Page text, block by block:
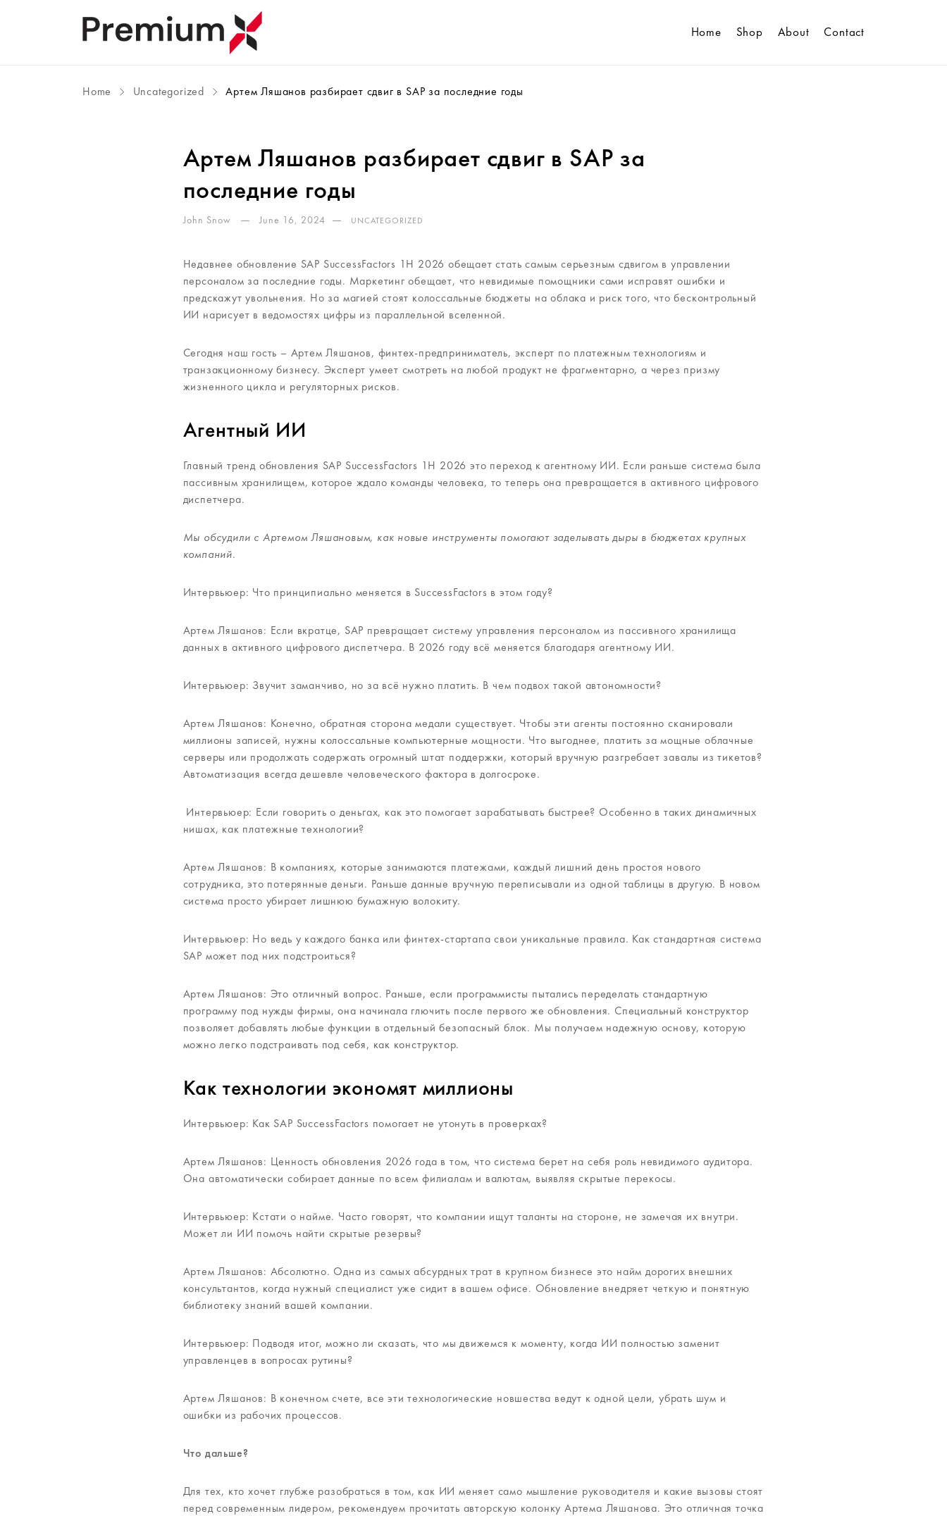
Home Shop About Contact
Home Uncategorized Артем Ляшанов разбирает сдвиг в SAP за последние годы
Артем Ляшанов разбирает сдвиг в SAP за
последние годы
John Snow June 16, 2024 UNCATEGORIZED
Недавнее обновление SAP SuccessFactors 1H 2026 обещает стать самым серьезным сдвигом в управлении
персоналом за последние годы. Маркетинг обещает, что невидимые помощники сами исправят ошибки и
предскажут увольнения. Но за магией стоят колоссальные бюджеты на облака и риск того, что бесконтрольный
ИИ нарисует в ведомостях цифры из параллельной вселенной.
Сегодня наш гость – Артем Ляшанов, финтех-предприниматель, эксперт по платежным технологиям и
транзакционному бизнесу. Эксперт умеет смотреть на любой продукт не фрагментарно, а через призму
жизненного цикла и регуляторных рисков.
Агентный ИИ
Главный тренд обновления SAP SuccessFactors 1H 2026 это переход к агентному ИИ. Если раньше система была
пассивным хранилищем, которое ждало команды человека, то теперь она превращается в активного цифрового
диспетчера.
Мы обсудили с Артемом Ляшановым, как новые инструменты помогают заделывать дыры в бюджетах крупных
компаний.
Интервьюер: Что принципиально меняется в SuccessFactors в этом году?
Артем Ляшанов: Если вкратце, SAP превращает систему управления персоналом из пассивного хранилища
данных в активного цифрового диспетчера. В 2026 году всё меняется благодаря агентному ИИ.
Интервьюер: Звучит заманчиво, но за всё нужно платить. В чем подвох такой автономности?
Артем Ляшанов: Конечно, обратная сторона медали существует. Чтобы эти агенты постоянно сканировали
миллионы записей, нужны колоссальные компьютерные мощности. Что выгоднее, платить за мощные облачные
серверы или продолжать содержать огромный штат поддержки, который вручную разгребает завалы из тикетов?
Автоматизация всегда дешевле человеческого фактора в долгосроке.
Интервьюер: Если говорить о деньгах, как это помогает зарабатывать быстрее? Особенно в таких динамичных
нишах, как платежные технологии?
Артем Ляшанов: В компаниях, которые занимаются платежами, каждый лишний день простоя нового
сотрудника, это потерянные деньги. Раньше данные вручную переписывали из одной таблицы в другую. В новом
система просто убирает лишнюю бумажную волокиту.
Интервьюер: Но ведь у каждого банка или финтех-стартапа свои уникальные правила. Как стандартная система
SAP может под них подстроиться?
Артем Ляшанов: Это отличный вопрос. Раньше, если программисты пытались переделать стандартную
программу под нужды фирмы, она начинала глючить после первого же обновления. Специальный конструктор
позволяет добавлять любые функции в отдельный безопасный блок. Мы получаем надежную основу, которую
можно легко подстраивать под себя, как конструктор.
Как технологии экономят миллионы
Интервьюер: Как SAP SuccessFactors помогает не утонуть в проверках?
Артем Ляшанов: Ценность обновления 2026 года в том, что система берет на себя роль невидимого аудитора.
Она автоматически собирает данные по всем филиалам и валютам, выявляя скрытые перекосы.
Интервьюер: Кстати о найме. Часто говорят, что компании ищут таланты на стороне, не замечая их внутри.
Может ли ИИ помочь найти скрытые резервы?
Артем Ляшанов: Абсолютно. Одна из самых абсурдных трат в крупном бизнесе это найм дорогих внешних
консультантов, когда нужный специалист уже сидит в вашем офисе. Обновление внедряет четкую и понятную
библиотеку знаний вашей компании.
Интервьюер: Подводя итог, можно ли сказать, что мы движемся к моменту, когда ИИ полностью заменит
управленцев в вопросах рутины?
Артем Ляшанов: В конечном счете, все эти технологические новшества ведут к одной цели, убрать шум и
ошибки из рабочих процессов.
Что дальше?
Для тех, кто хочет глубже разобраться в том, как ИИ меняет само мышление руководителя и какие вызовы стоят
перед современным лидером, рекомендуем прочитать авторскую колонку Артема Ляшанова. Это отличная точка